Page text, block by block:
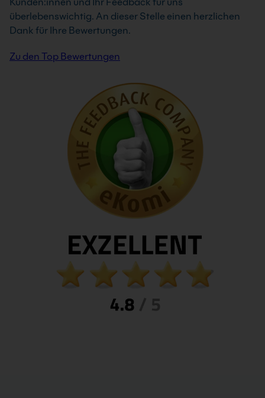
überlebenswichtig. An dieser Stelle einen herzlichen
Dank für Ihre Bewertungen.
Zu den Top Bewertungen